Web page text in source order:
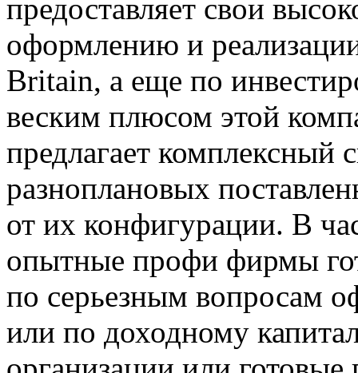
предоставляет свои
оформлению и
Britain, а еще по
веским плюсом этой
предлагает комплексный
разноплановых
от их конфигурации. В
опытные профи фирмы
по серьезным вопросам
или по доходному